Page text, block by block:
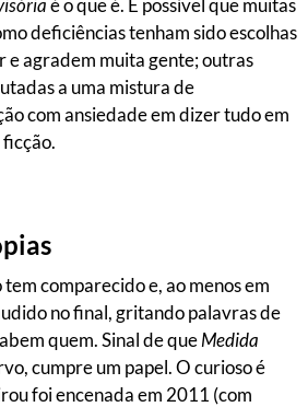
é o que é. É possível que muitas
deficiências tenham sido escolhas
e agradem muita gente; outras
a uma mistura de
com ansiedade em dizer tudo em
comparecido e, ao menos em
no final, gritando palavras de
quem. Sinal de queMedida
cumpre um papel. O curioso é
foi encenada em 2011 (com